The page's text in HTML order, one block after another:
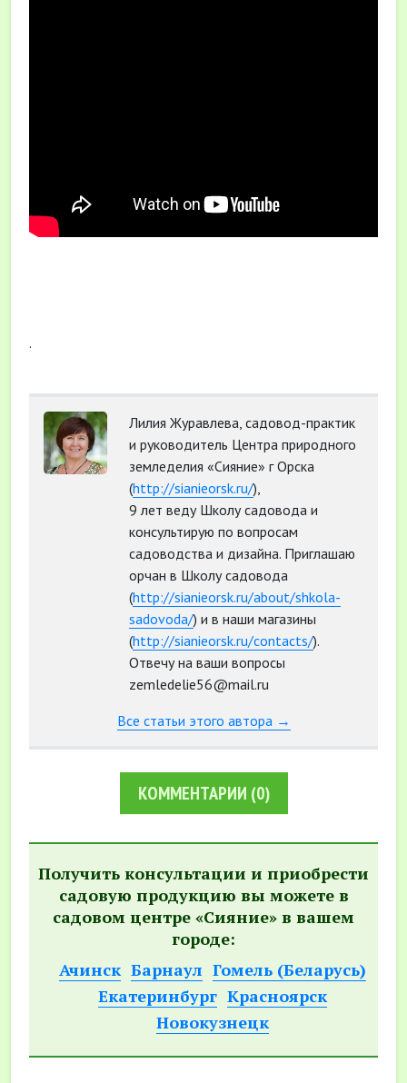
.
Лилия Журавлева, садовод-практик
и руководитель Центра природного
земледелия «Сияние» г Орска
(http://sianieorsk.ru/),
9 лет веду Школу садовода и
консультирую по вопросам
садоводства и дизайна. Приглашаю
орчан в Школу садовода
(http://sianieorsk.ru/about/shkola-
sadovoda/) и в наши магазины
(http://sianieorsk.ru/contacts/).
Отвечу на ваши вопросы
zemledelie56@mail.ru
Все статьи этого автора →
КОММЕНТАРИИ (0)
Получить консультации и приобрести
садовую продукцию вы можете в
садовом центре «Сияние» в вашем
городе:
Ачинск Барнаул Гомель (Беларусь)
Екатеринбург Красноярск
Новокузнецк